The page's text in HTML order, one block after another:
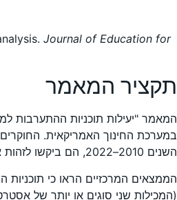
Journal of Education for
תקציר המאמר
השנים 2010–2022, הם ביקשו לזהות אילו סוגי תוכניות הם היעילים ביותר, ואילו מאפיינים של תכנון מחקר ותוכנית משפיעים על התוצאות.
(המכילות שני סוגים או יותר של